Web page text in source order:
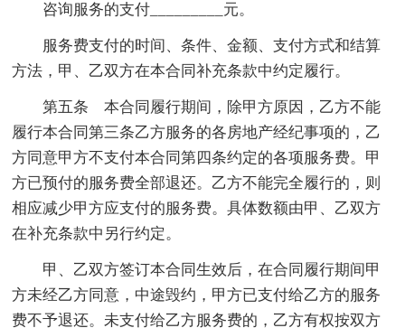
咨询服务的支付_________元。
服务费支付的时间、条件、金额、支付方式和结算
方法，甲、乙双方在本合同补充条款中约定履行。
第五条 本合同履行期间，除甲方原因，乙方不能
履行本合同第三条乙方服务的各房地产经纪事项的，乙
方同意甲方不支付本合同第四条约定的各项服务费。甲
方已预付的服务费全部退还。乙方不能完全履行的，则
相应减少甲方应支付的服务费。具体数额由甲、乙双方
在补充条款中另行约定。
甲、乙双方签订本合同生效后，在合同履行期间甲
方未经乙方同意，中途毁约，甲方已支付给乙方的服务
费不予退还。未支付给乙方服务费的，乙方有权按双方